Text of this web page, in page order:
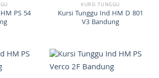
PS 54
KURSI TUNGGU
Kursi Tunggu Ind HM D 801
V3 Bandung